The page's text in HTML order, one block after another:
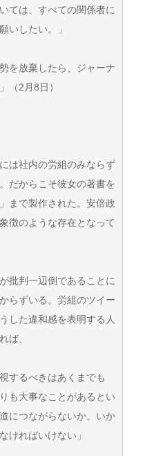
ては、すべての関係者に
いしたい。」
を放棄したら、ジャーナ
（2月8日）
は社内の労組のみならず
だからこそ彼女の著書を
まで製作された。安倍政
徴のような存在となって
批判一辺倒であることに
らずいる。労組のツイー
した違和感を表明する人
ば、
するべきはあくまでも
も大事なことがあるとい
につながらないか。いか
ければいけない」